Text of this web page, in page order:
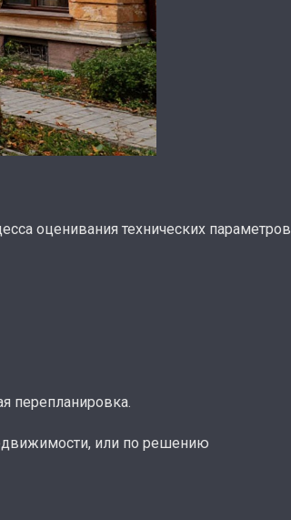
оценивания технических параметров
перепланировка.
или по решению